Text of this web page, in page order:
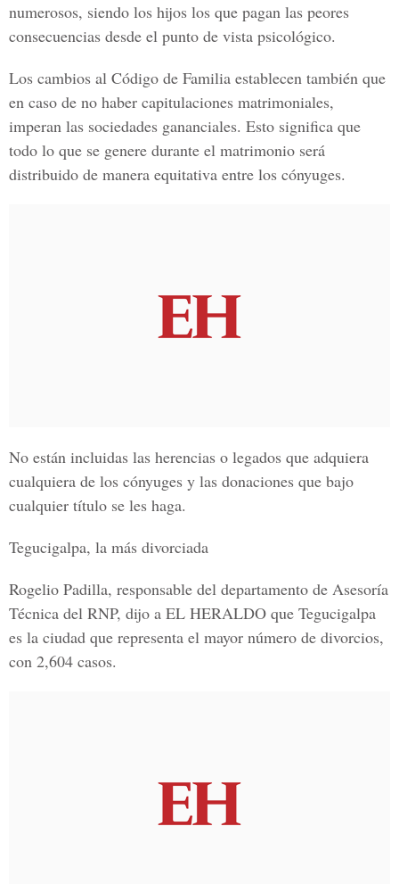
numerosos, siendo los hijos los que pagan las peores
consecuencias desde el punto de vista psicológico.
Los cambios al Código de Familia establecen también que
en caso de no haber capitulaciones matrimoniales,
imperan las sociedades gananciales. Esto significa que
todo lo que se genere durante el matrimonio será
distribuido de manera equitativa entre los cónyuges.
No están incluidas las herencias o legados que adquiera
cualquiera de los cónyuges y las donaciones que bajo
cualquier título se les haga.
Tegucigalpa, la más divorciada
Rogelio Padilla, responsable del departamento de Asesoría
Técnica del RNP, dijo a EL HERALDO que Tegucigalpa
es la ciudad que representa el mayor número de divorcios,
con 2,604 casos.